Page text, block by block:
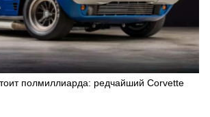
полмиллиарда: редчайший Corvette